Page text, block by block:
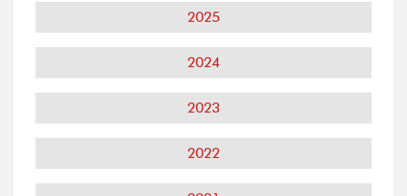
2025
2024
2023
2022